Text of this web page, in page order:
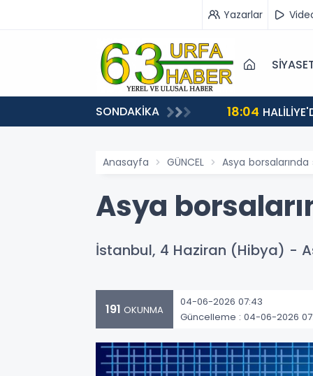
Yazarlar
SONDAKİKA 18:04
Anasayfa GÜNCEL Asya borsalarında
Asya
İstanbul, 4 Haziran (Hibya) -
191 OKUNMA
04-06-2026 07:43
Güncelleme : 04-06-2026